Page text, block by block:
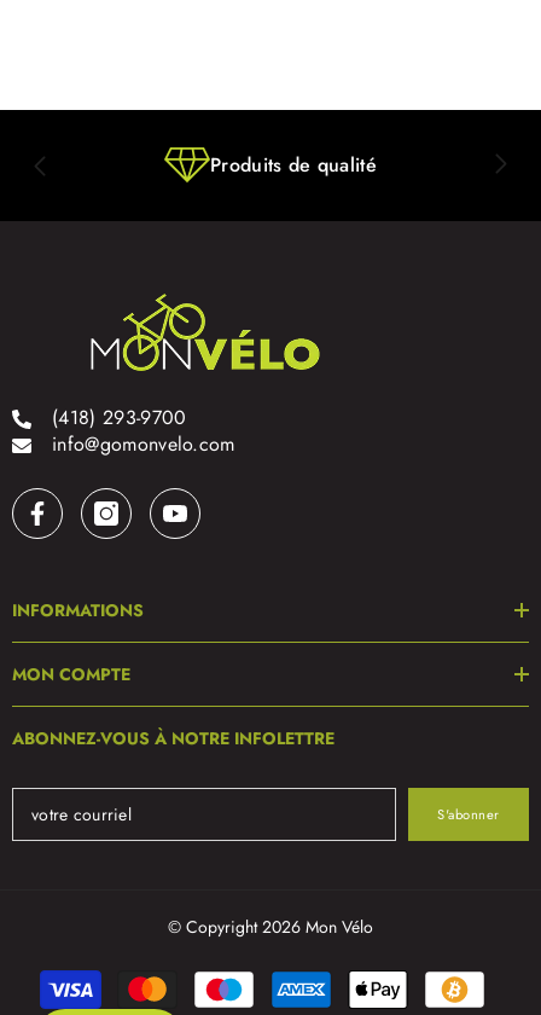
Produits de qualité
(418) 293-9700
info@gomonvelo.com
INFORMATIONS
MON COMPTE
ABONNEZ-VOUS À NOTRE INFOLETTRE
S'abonner
© Copyright 2026 Mon Vélo
Modes
de